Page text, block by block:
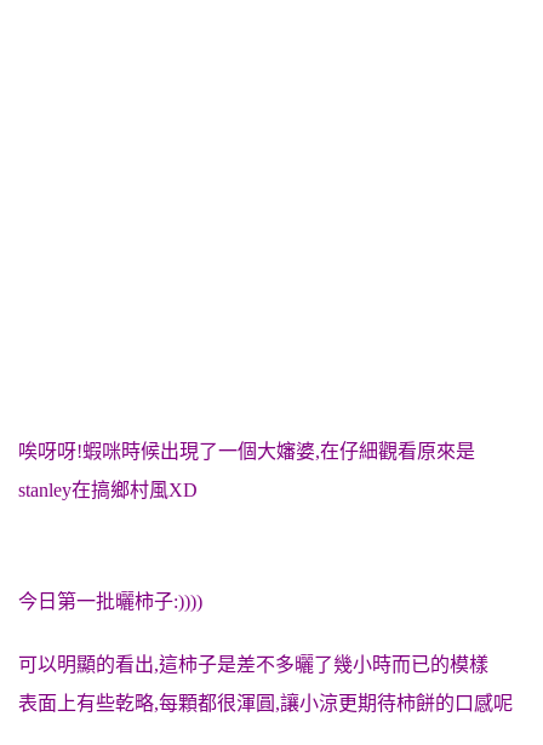
唉呀呀!蝦咪時候出現了一個大嬸婆,在仔細觀看原來是
stanley在搞鄉村風XD
今日第一批曬柿子:))))
可以明顯的看出,這柿子是差不多曬了幾小時而已的模樣
表面上有些乾略,每顆都很渾圓,讓小涼更期待柿餅的口感呢